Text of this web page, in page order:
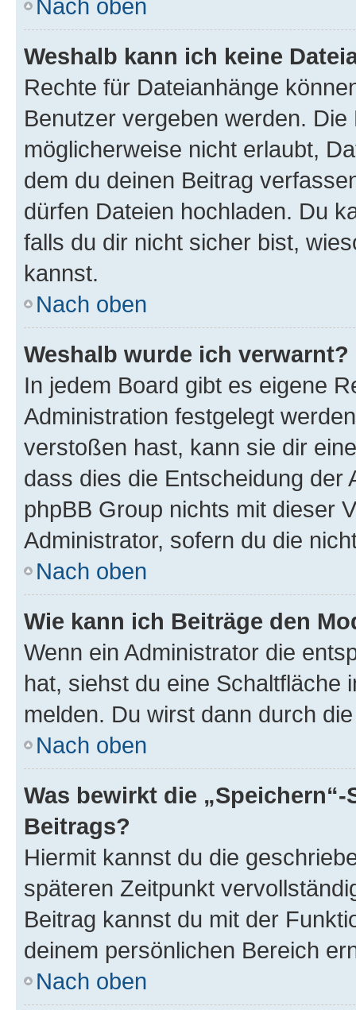
Nach oben
Weshalb kann ich keine
Rechte für Dateianhänge
Benutzer vergeben werden.
möglicherweise nicht erlaubt,
dem du deinen Beitrag
dürfen Dateien hochladen. Du
falls du dir nicht sicher bist,
kannst.
Nach oben
Weshalb wurde ich verwarnt?
In jedem Board gibt es eigene
Administration festgelegt
verstoßen hast, kann sie dir
dass dies die Entscheidung der
phpBB Group nichts mit dieser
Administrator, sofern du die
Nach oben
Wie kann ich Beiträge den
Wenn ein Administrator die
hat, siehst du eine Schaltfläche
melden. Du wirst dann durch
Nach oben
Was bewirkt die
Beitrags?
Hiermit kannst du die
späteren Zeitpunkt
Beitrag kannst du mit der
deinem persönlichen Bereich
Nach oben